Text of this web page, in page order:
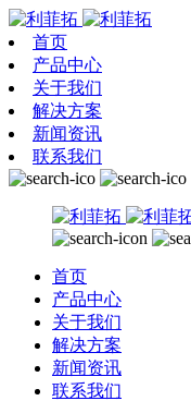
首页
产品中心
关于我们
解决方案
新闻资讯
联系我们
首页
产品中心
关于我们
解决方案
新闻资讯
联系我们